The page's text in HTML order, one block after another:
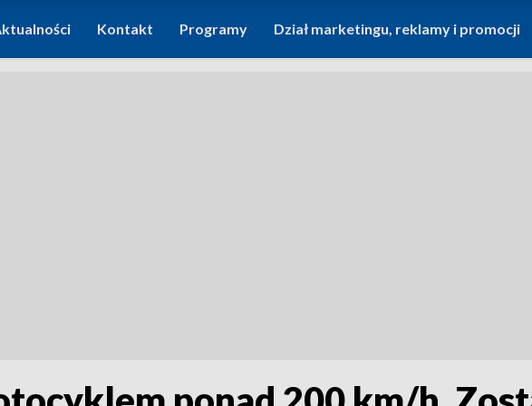
Kontakt Programy Dział marketingu, reklamy i promocji